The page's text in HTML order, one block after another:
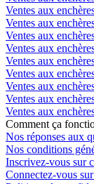
Ventes aux
Ventes aux
Ventes aux
Ventes aux
Ventes aux
Ventes aux
Ventes aux
Ventes aux
Ventes aux
Comment ça
Nos réponses aux
Nos conditions
Inscrivez-vous sur
Connectez-vous